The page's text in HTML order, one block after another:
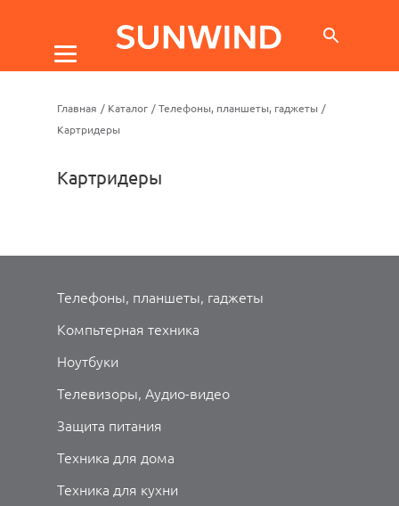
Главная / Каталог / Телефоны, планшеты, гаджеты /
Картридеры
Картридеры
Телефоны, планшеты, гаджеты
Компьтерная техника
Ноутбуки
Телевизоры, Аудио-видео
Защита питания
Техника для дома
Техника для кухни